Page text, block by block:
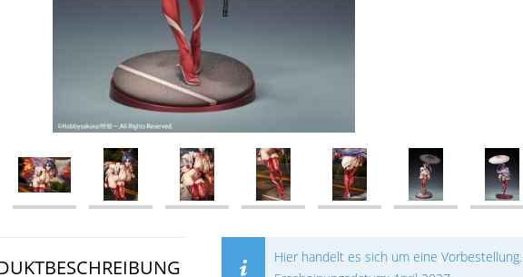
Hier handelt es sich um eine Vorbestellung.